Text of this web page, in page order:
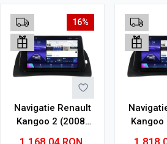
16%
Navigatie Renault
Kangoo 2 (2008-
1.168,04 RON
Kangoo